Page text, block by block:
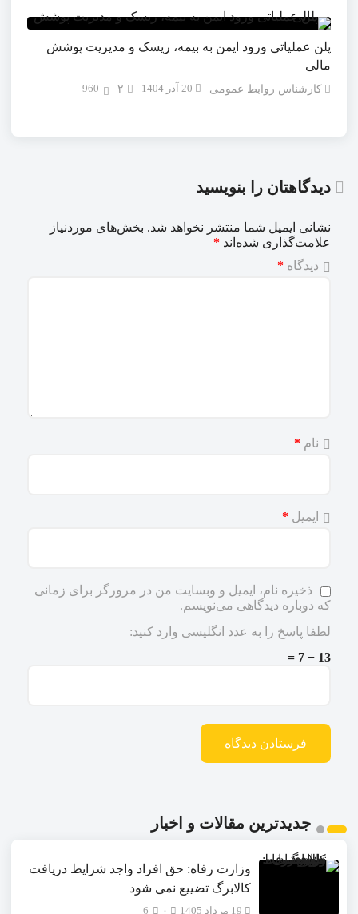
پلن عملیاتی ورود ایمن به بیمه، ریسک و مدیریت پوشش
مالی
کارشناس روابط عمومی 20 آذر 1404 960
دیدگاهتان را بنویسید
نشانی ایمیل شما منتشر نخواهد شد. بخش‌های موردنیاز
علامت‌گذاری شده‌اند *
دیدگاه *
نام *
ایمیل *
ذخیره نام، ایمیل و وبسایت من در مرورگر برای زمانی
که دوباره دیدگاهی می‌نویسم.
لطفا پاسخ را به عدد انگلیسی وارد کنید:
13 − 7 =
جدیدترین مقالات و اخبار
وزارت رفاه: حق افراد واجد شرایط دریافت
کالابرگ تضییع نمی شود
19 مرداد 1405 6